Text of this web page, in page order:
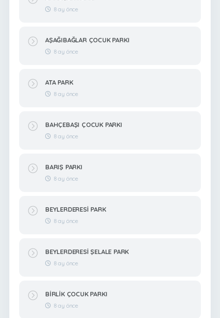
8 ay önce
AŞAĞIBAĞLAR ÇOCUK PARKI
8 ay önce
ATA PARK
8 ay önce
BAHÇEBAŞI ÇOCUK PARKI
8 ay önce
BARIŞ PARKI
8 ay önce
BEYLERDERESİ PARK
8 ay önce
BEYLERDERESİ ŞELALE PARK
8 ay önce
BİRLİK ÇOCUK PARKI
8 ay önce